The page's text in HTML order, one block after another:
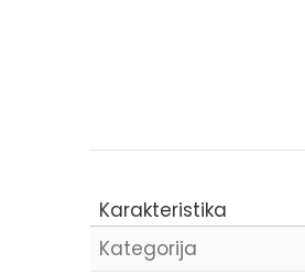
Karakteristika
Kategorija